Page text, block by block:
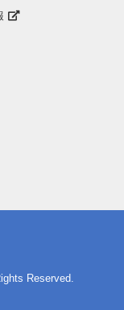
Reserved.